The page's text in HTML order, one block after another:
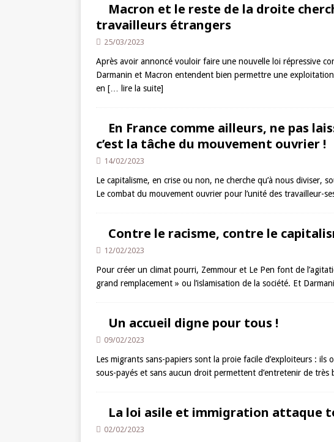
Macron et le reste de la droite
travailleurs étrangers
25/03/2023
Après avoir annoncé vouloir faire une nouvelle loi répressive
Darmanin et Macron entendent bien permettre une
en [… lire la suite]
En France comme ailleurs, ne pas
c’est la tâche du mouvement ouvrier !
14/02/2023
Le capitalisme, en crise ou non, ne cherche qu’à nous diviser,
Le combat du mouvement ouvrier pour l’unité des travailleur-
Contre le racisme, contre le
12/02/2023
Pour créer un climat pourri, Zemmour et Le Pen font de
grand remplacement » ou l’islamisation de la société. Et
Un accueil digne pour tous !
09/02/2023
Les migrants sans-papiers sont la proie facile d’exploiteurs :
sous-payés et sans aucun droit permettent d’entretenir de très
La loi asile et immigration attaque
02/02/2023